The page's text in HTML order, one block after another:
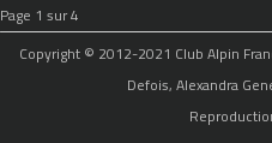
Page 1 sur 4
Copyright © 2012-2021 Club Alpin
Defois, Alexandra